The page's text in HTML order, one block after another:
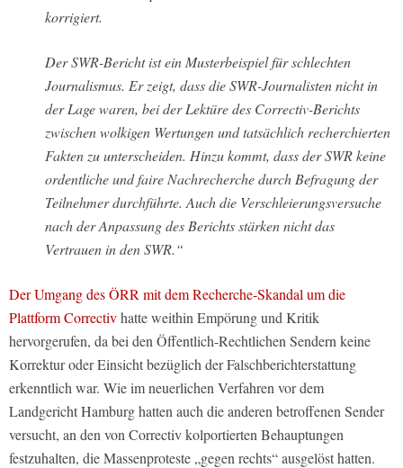
korrigiert.
Der SWR-Bericht ist ein Musterbeispiel für schlechten
Journalismus. Er zeigt, dass die SWR-Journalisten nicht in
der Lage waren, bei der Lektüre des Correctiv-Berichts
zwischen wolkigen Wertungen und tatsächlich recherchierten
Fakten zu unterscheiden. Hinzu kommt, dass der SWR keine
ordentliche und faire Nachrecherche durch Befragung der
Teilnehmer durchführte. Auch die Verschleierungsversuche
nach der Anpassung des Berichts stärken nicht das
Vertrauen in den SWR.“
Der Umgang des ÖRR mit dem Recherche-Skandal um die
Plattform Correctivhatte weithin Empörung und Kritik
hervorgerufen, da bei den Öffentlich-Rechtlichen Sendern keine
Korrektur oder Einsicht bezüglich der Falschberichterstattung
erkenntlich war. Wie im neuerlichen Verfahren vor dem
Landgericht Hamburg hatten auch die anderen betroffenen Sender
versucht, an den von Correctiv kolportierten Behauptungen
festzuhalten, die Massenproteste „gegen rechts“ ausgelöst hatten.